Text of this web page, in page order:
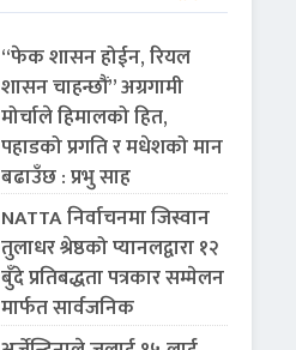
“फेक शासन होईन, रियल
शासन चाहन्छौं” अग्रगामी
मोर्चाले हिमालको हित,
पहाडको प्रगति र मधेशको मान
बढाउँछ : प्रभु साह
NATTA निर्वाचनमा जिस्वान
तुलाधर श्रेष्ठको प्यानलद्वारा १२
बुँदे प्रतिबद्धता पत्रकार सम्मेलन
मार्फत सार्वजनिक